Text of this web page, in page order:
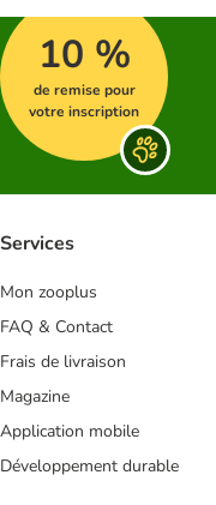
10 %
de remise pour
votre inscription
Services
Mon zooplus
FAQ & Contact
Frais de livraison
Magazine
Application mobile
Développement durable